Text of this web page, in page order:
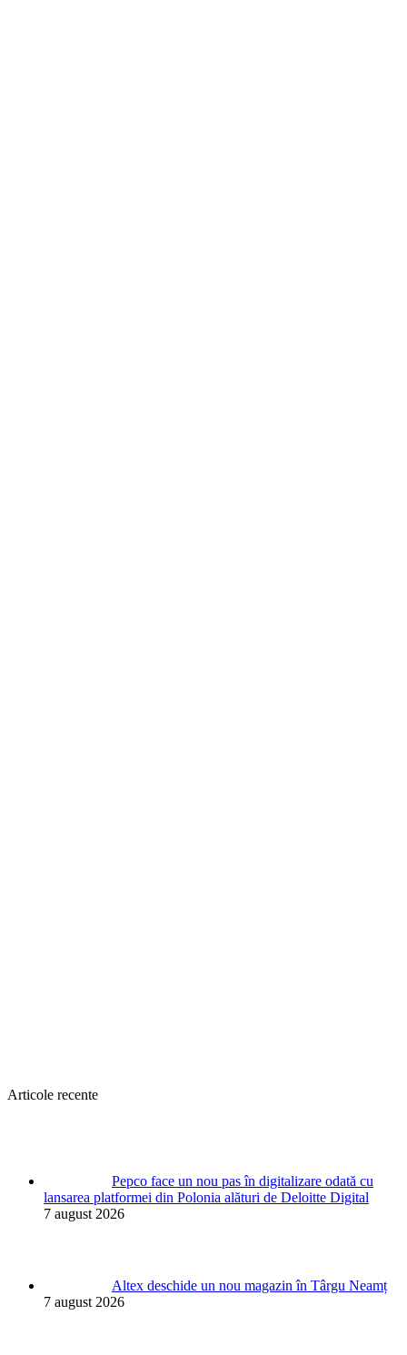
Articole recente
Pepco face un nou pas în digitalizare odată cu
lansarea platformei din Polonia alături de Deloitte Digital
7 august 2026
Altex deschide un nou magazin în Târgu Neamț
7 august 2026